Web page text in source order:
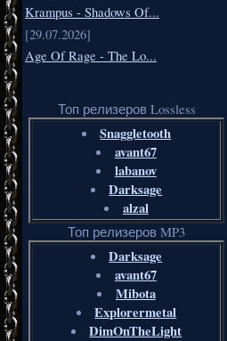
Krampus - Shadows Of...
[29.07.2026]
Age Of Rage - The Lo...
Топ релизеров Lossless
Snaggletooth
avant67
labanov
Darksage
alzal
Топ релизеров MP3
Darksage
avant67
Mibota
Explorermetal
DimOnTheLight